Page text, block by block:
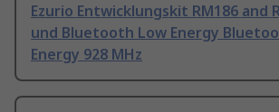
Ezurio Entwicklungskit RM186 and
und Bluetooth Low Energy
Energy 928 MHz